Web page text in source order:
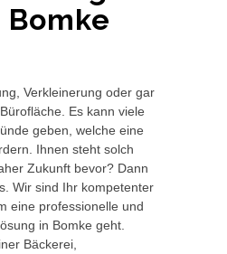
Verkleinerung oder gar
Es kann viele
geben, welche eine
Ihnen steht solch
Zukunft bevor? Dann
Wir sind Ihr kompetenter
eine professionelle und
in Bomke geht.
Bäckerei,